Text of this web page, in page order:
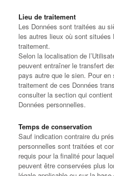
Lieu de traitement
Les Données sont traitées au
les autres lieux où sont
traitement.
Selon la localisation de
peuvent entraîner le transfert
pays autre que le sien. Pour
traitement de ces Données
consulter la section qui
Données personnelles.
Temps de conservation
Sauf indication contraire du
personnelles sont traitées et
requis pour la finalité pour
peuvent être conservées plus